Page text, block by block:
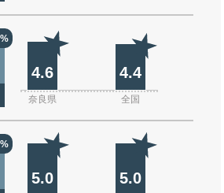
4.6 4.4
奈良県 全国
5.0 5.0